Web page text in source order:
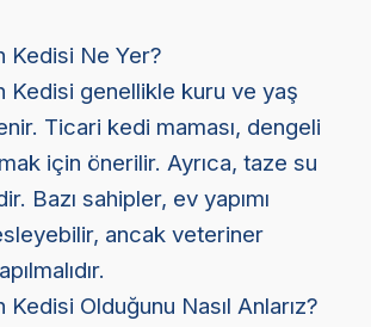
Kedisi Ne Yer?
Kedisi genellikle kuru ve yaş
Ticari kedi maması, dengeli
için önerilir. Ayrıca, taze su
Bazı sahipler, ev yapımı
ancak veteriner
Olduğunu Nasıl Anlarız?